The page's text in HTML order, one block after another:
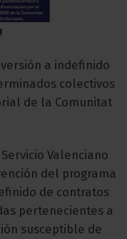
a indefinido
colectivos
de la Comunitat
Servicio Valenciano
del programa
de contratos
pertenecientes a
susceptible de